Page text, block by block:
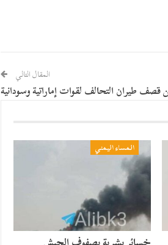
المقال التالي
قصف طيران التحالف لقوات إماراتية وسودانية
المساء اليمني